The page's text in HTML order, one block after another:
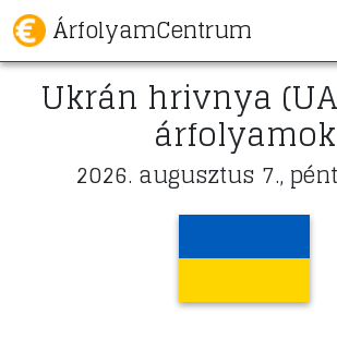
ÁrfolyamCentrum
Ukrán hrivnya
árfolyamok
2026. augusztus 7.,